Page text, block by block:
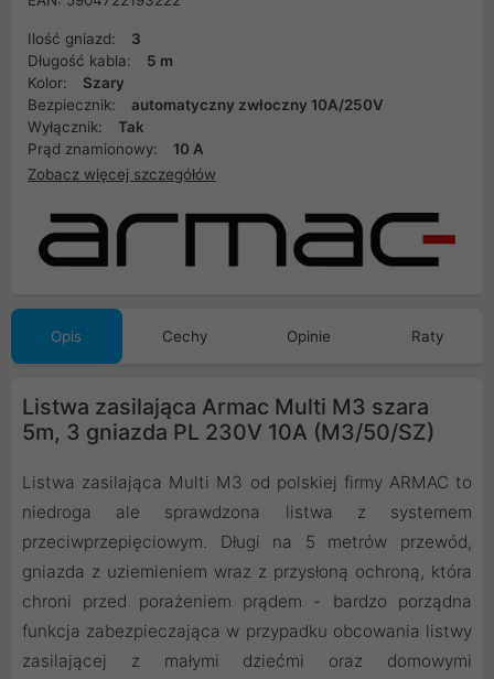
Ilość gniazd:
3
Długość kabla:
5 m
Kolor:
Szary
Bezpiecznik:
automatyczny zwłoczny 10A/250V
Wyłącznik:
Tak
Prąd znamionowy:
10 A
Zobacz więcej szczegółów
Opis Cechy Opinie Raty
Listwa zasilająca Armac Multi M3 szara
5m, 3 gniazda PL 230V 10A (M3/50/SZ)
Listwa zasilająca Multi M3 od polskiej firmy ARMAC to
niedroga ale sprawdzona listwa z systemem
przeciwprzepięciowym. Długi na 5 metrów przewód,
gniazda z uziemieniem wraz z przysłoną ochroną, która
chroni przed porażeniem prądem - bardzo porządna
funkcja zabezpieczająca w przypadku obcowania listwy
zasilającej z małymi dziećmi oraz domowymi